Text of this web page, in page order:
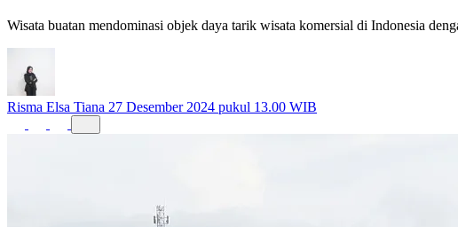
Wisata buatan mendominasi objek daya tarik wisata komersial di Indonesia
Risma Elsa Tiana 27 Desember 2024 pukul 13.00 WIB